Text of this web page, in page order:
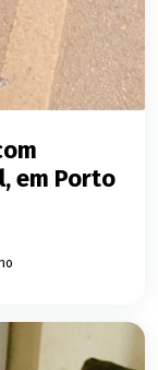
em Porto